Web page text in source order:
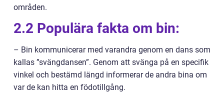
områden.
2.2 Populära fakta om bin:
– Bin kommunicerar med varandra genom en dans som
kallas ”svängdansen”. Genom att svänga på en specifik
vinkel och bestämd längd informerar de andra bina om
var de kan hitta en födotillgång.